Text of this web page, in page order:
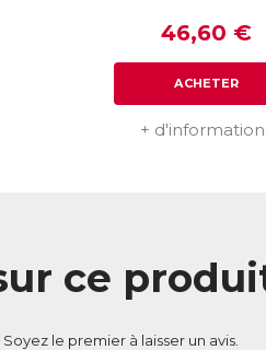
46,60 €
ACHETER
+
ce
le premier à laisser un avis.